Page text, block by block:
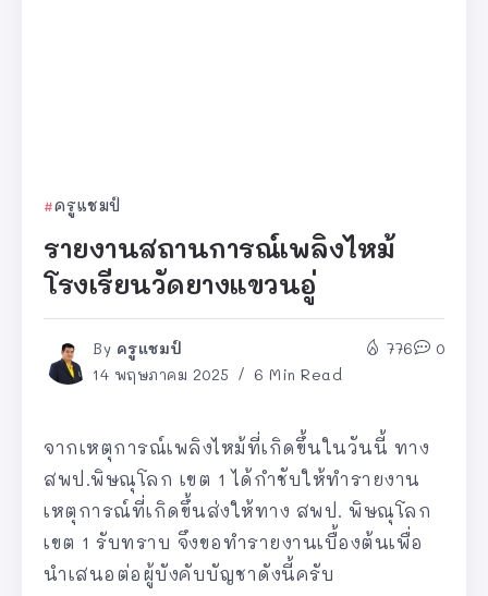
ครูแชมป์
รายงานสถานการณ์เพลิงไหม้
โรงเรียนวัดยางแขวนอู่
By ครูแชมป์
14 พฤษภาคม 2025
6 Min Read
776 0
จากเหตุการณ์เพลิงไหม้ที่เกิดขึ้นในวันนี้ ทาง
สพป.พิษณุโลก เขต 1 ได้กำชับให้ทำรายงาน
เหตุการณ์ที่เกิดขึ้นส่งให้ทาง สพป. พิษณุโลก
เขต 1 รับทราบ จึงขอทำรายงานเบื้องต้นเพื่อ
นำเสนอต่อผู้บังคับบัญชาดังนี้ครับ